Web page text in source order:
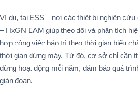
Ví dụ, tại ESS – nơi các thiết bị nghiên
– HxGN EAM giúp theo dõi và phân tích
hợp công việc bảo trì theo thời gian biểu
thời gian dừng máy. Từ đó, cơ sở chỉ cần
dừng hoạt động mỗi năm, đảm bảo quá
gián đoạn​.